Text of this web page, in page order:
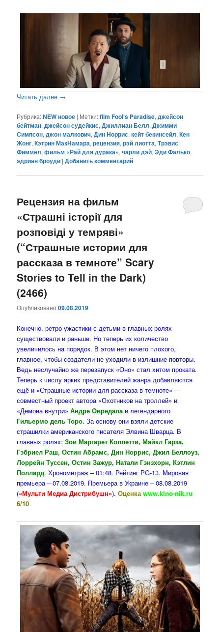
Читать далее →
Рубрика:NEW новое | Метки:film Fool's Paradise,джейсон
бейтман,джейсон судейкис,Джиллиан Белл,Джимми
Симпсон,джон малкович,Дин Норрис,кейт бекинсейл,Кен
Жонг,Кэтрин МакНамара,рецензия,рэй лиотта,Трэвис
Фиммел,фильм «Рай для дурака»,чарли дэй,Эди Фалько,
эдриан броуди |Добавить комментарий
Рецензия на фильм
«Страшні історії для
розповіді у темряві»
(“Страшные истории для
рассказа в темноте” Scary
Stories to Tell in the Dark)
(2466)
Опубликовано09.08.2019
Конечно, ретро-ужастики с детьми в главных ролях
существовали и раньше. Но теперь их количество
увеличилось на порядок. В этом нет ничего плохого,
главное, чтобы создатели не уходили в излишние повторы.
Ведь неслучайно же перезапуск «Оно» стал хитом проката.
Теперь к числу ярких представителей жанра добавляются
ещё и «Страшные истории для рассказа в темноте» —
совместный проект автора «Охотников на троллей» и
«Демона внутри»Андре Овредала и легендарного
Гильермо дель Торо. За основу они взяли детские
страшилки американского писателя Элвина Шварца. В
главных ролях: Зои Маргарет Коллетти, Майкл Гарза,
Гэбриел Раш, Остин Абрамс, Дин Норрис, Джил Беллоуз,
Лоррейн Туссен, Остин Зажур, Натали Гэнзхорн, Кэтлин
Поллард. Хронометраж – 01:48. Рейтинг PG-13. Мировая
премьера – 07.08.2019. Премьера в Украине – 08.08.2019
(«Мульти Медиа Дистрибушн»).Оценкаwww.kino-nik.ru
6/10